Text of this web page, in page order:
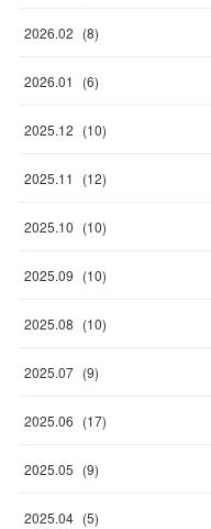
2026.02 (8)
2026.01 (6)
2025.12 (10)
2025.11 (12)
2025.10 (10)
2025.09 (10)
2025.08 (10)
2025.07 (9)
2025.06 (17)
2025.05 (9)
2025.04 (5)